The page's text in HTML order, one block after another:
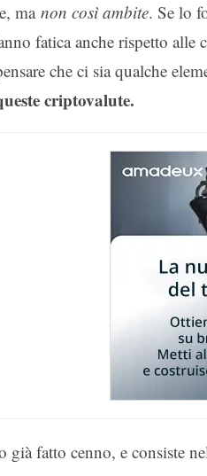
ma non così ambite. Se lo
fatica anche rispetto alle
che ci sia qualche
criptovalute.
fatto cenno, e consiste